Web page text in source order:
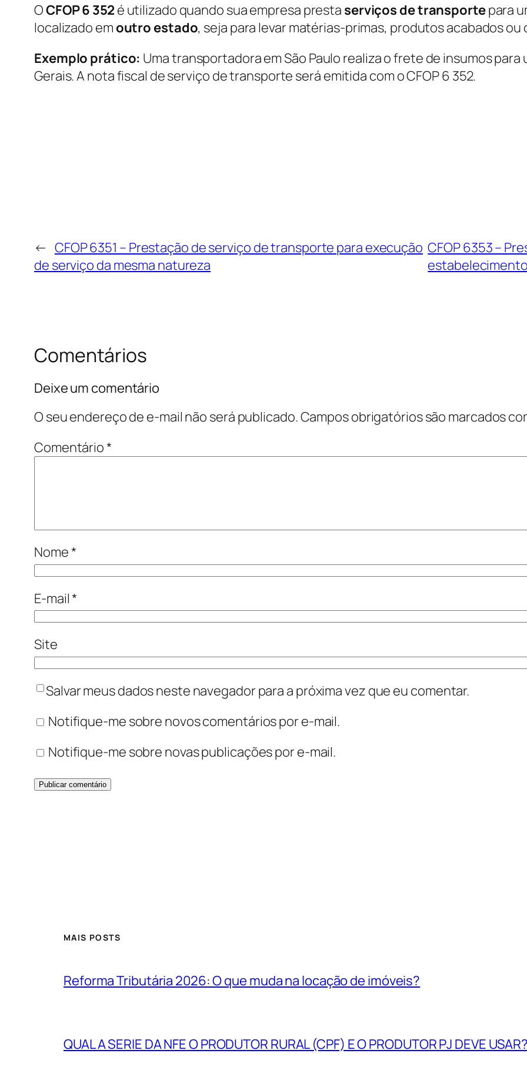
OCFOP 6 352 é utilizado quando sua empresa presta serviços de transportepara
localizado em outro estado, seja para levar matérias-primas, produtos acabados
Exemplo prático: Uma transportadora em São Paulo realiza o frete de insumos
Gerais. A nota fiscal de serviço de transporte será emitida com o CFOP 6 352.
← CFOP 6351 – Prestação de serviço de transporte para execução
de serviço da mesma natureza
CFOP 6353 –
Comentários
Deixe um comentário
O seu endereço de e-mail não será publicado.Campos obrigatórios são marcados
Comentário*
Nome*
E-mail*
Site
Salvar meus dados neste navegador para a próxima vez que eu comentar.
Notifique-me sobre novos comentários por e-mail.
Notifique-me sobre novas publicações por e-mail.
MAIS POSTS
Reforma Tributária 2026: O que muda na locação de imóveis?
QUAL A SERIE DA NFE O PRODUTOR RURAL (CPF) E O PRODUTOR PJ DEVE